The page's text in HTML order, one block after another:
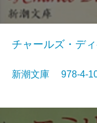
チャールズ・デ
新潮文庫 978-4-